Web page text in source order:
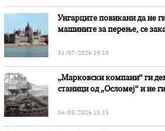
Унгарците повикани да не
машините за перење, се
31/07/2026 19:10
„Марковски компани“ ги
станици од „Осломеј“ и не
04/08/2026 15:15